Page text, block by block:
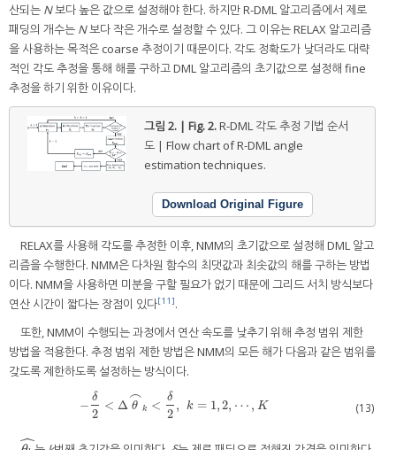
산되는 N보다 높은 값으로 설정해야 한다. 하지만 R-DML 알고리즘에서 제로
패딩의 개수는 N보다 작은 개수로 설정할 수 있다. 그 이유는 RELAX 알고리즘
을 사용하는 목적은 coarse 추정이기 때문이다. 각도 정확도가 낮더라도 대략
적인 각도 추정을 통해 해를 구하고 DML 알고리즘의 초기값으로 설정해 fine
추정을 하기 위한 이유이다.
그림 2. | Fig. 2.R-DML 각도 추정 기법 순서
도 | Flow chart of R-DML angle
estimation techniques.
Download Original Figure
RELAX를 사용해 각도를 추정한 이후, NMM의 초기값으로 설정해 DML 알고
리즘을 수행한다. NMM은 다차원 함수의 최댓값과 최솟값의 해를 구하는 방법
이다. NMM을 사용하면 미분을 구할 필요가 없기 때문에 그리드 서치 방식보다
연산 시간이 짧다는 장점이 있다[11].
또한, NMM이 수행되는 과정에서 연산 속도를 낮추기 위해 추정 범위 제한
방법을 적용한다. 추정 범위 제한 방법은 NMM의 모든 해가 다음과 같은 범위를
갖도록 제한하도록 설정하는 방식이다.
−
δ
2
< Δ θ
⌢
k <
δ
2
, k = 1, 2, ⋯ , K
− δ2 <Δ θ ⌢k <δ2 k =1 2,⋯, K (13)